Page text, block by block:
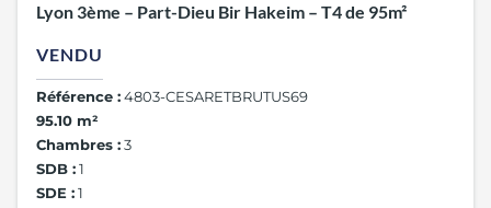
Lyon 3ème – Part-Dieu Bir Hakeim – T4 de 95m²
VENDU
Référence :4803-CESARETBRUTUS69
95.10 m²
Chambres :3
SDB :1
SDE :1